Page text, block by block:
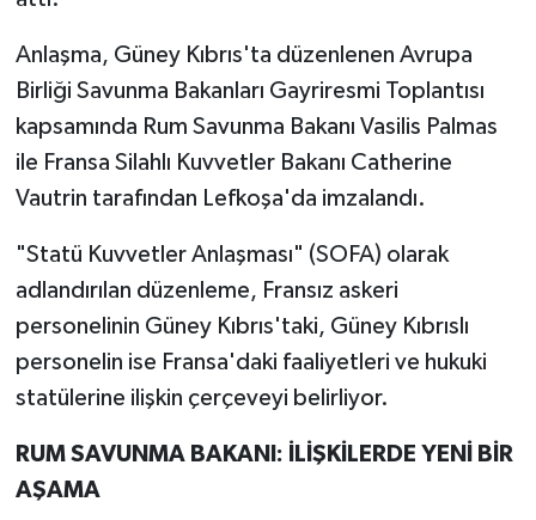
Anlaşma, Güney Kıbrıs'ta düzenlenen Avrupa
Birliği Savunma Bakanları Gayriresmi Toplantısı
kapsamında Rum Savunma Bakanı Vasilis Palmas
ile Fransa Silahlı Kuvvetler Bakanı Catherine
Vautrin tarafından Lefkoşa'da imzalandı.
"Statü Kuvvetler Anlaşması" (SOFA) olarak
adlandırılan düzenleme, Fransız askeri
personelinin Güney Kıbrıs'taki, Güney Kıbrıslı
personelin ise Fransa'daki faaliyetleri ve hukuki
statülerine ilişkin çerçeveyi belirliyor.
RUM SAVUNMA BAKANI: İLİŞKİLERDE YENİ BİR
AŞAMA